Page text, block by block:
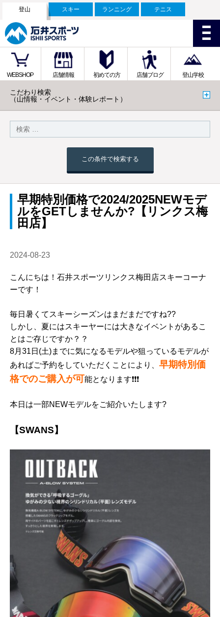
登山 スキー ランニング テニス
WEBSHOP 店舗情報 初めての方 店舗ブログ 登山学校
こだわり検索
（山情報・イベント・体験レポート）
この条件で検索する
早期特別価格で2024/2025NEWモデ
ルをGETしませんか?【リンクス梅
田店】
2024-08-23
こんにちは！石井スポーツリンクス梅田店スキーコーナ
ーです！
毎日暑くてスキーシーズンはまだまだですね??
しかし、夏にはスキーヤーには大きなイベントがあるこ
とはご存じですか？？
8月31日(土)までに気になるモデルや狙っているモデルが
あればご予約をしていただくことにより、 早期特別価
格でのご購入が可能となります❗❗❗
本日は一部NEWモデルをご紹介いたします?
【SWANS】